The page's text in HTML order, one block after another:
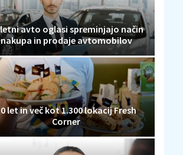
avto oglasi spreminjajo način
nakupa in prodaje avtomobilov
let in več kot 1.300 lokacij Fresh
Corner